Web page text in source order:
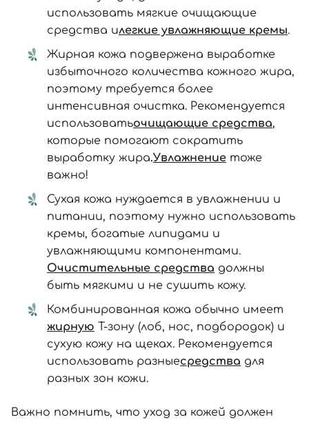
использовать мягкие очищающие
средства илегкие увлажняющие кремы.
Жирная кожа подвержена выработке
избыточного количества кожного жира,
поэтому требуется более
интенсивная очистка. Рекомендуется
использоватьочищающие средства,
которые помогают сократить
выработку жира.Увлажнение тоже
важно!
Сухая кожа нуждается в увлажнении и
питании, поэтому нужно использовать
кремы, богатые липидами и
увлажняющими компонентами.
Очистительные средства должны
быть мягкими и не сушить кожу.
Комбинированная кожа обычно имеет
жирную Т-зону (лоб, нос, подбородок) и
сухую кожу на щеках. Рекомендуется
использовать разныесредства для
разных зон кожи.
Важно помнить, что уход за кожей должен